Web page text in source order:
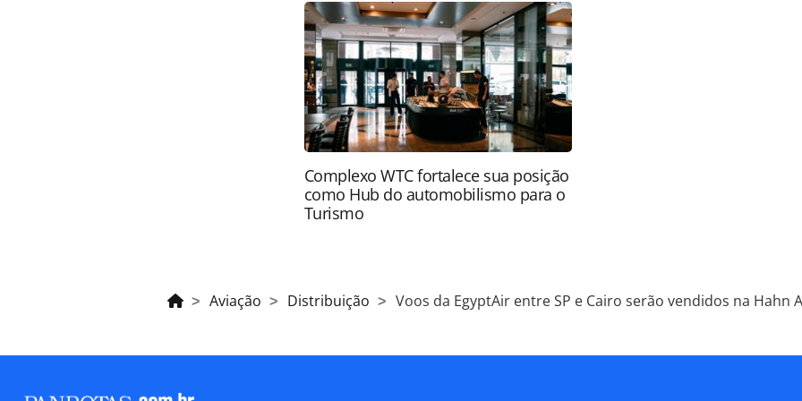
brasileira sobre direito autoral. Não reproduza o conteúdo sem autorização da
PANROTAS Editora (copyright@panrotas.com.br).
Complexo WTC fortalece sua posição
como Hub do automobilismo para o
Turismo
Aviação Distribuição Voos da EgyptAir entre SP e Cairo serão vendidos na Hahn